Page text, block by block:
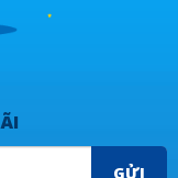
GỬI